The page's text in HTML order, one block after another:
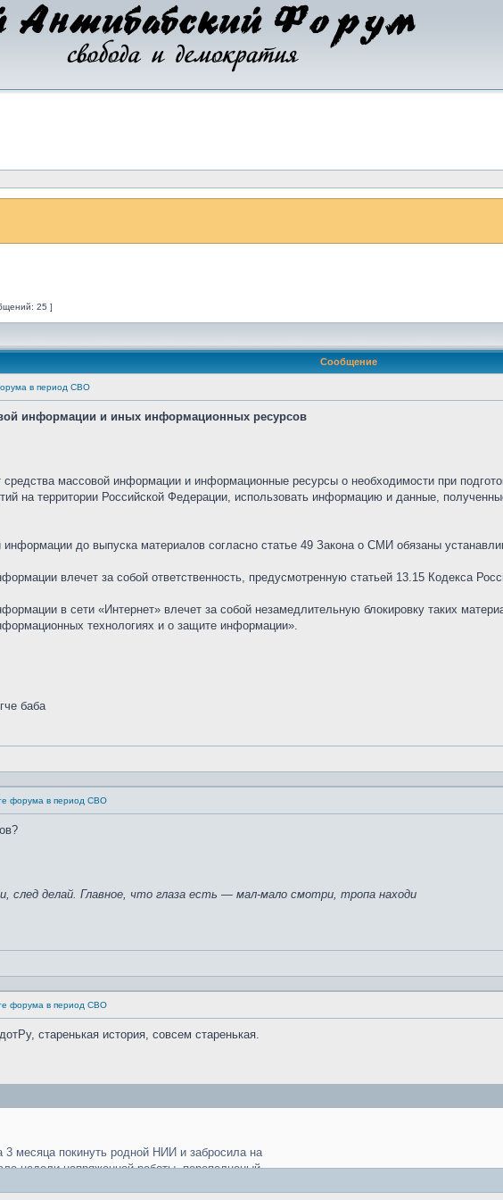
25 ]
Сообщение
в период СВО
информации и иных информационных ресурсов
массовой информации и информационные ресурсы о необходимости при
на территории Российской Федерации, использовать информацию и данные,
информации до выпуска материалов согласно статье 49 Закона о СМИ обязаны
влечет за собой ответственность, предусмотренную статьей 13.15 Кодекса
в сети «Интернет» влечет за собой незамедлительную блокировку таких
технологиях и о защите информации».
баба
форума в период СВО
след делай. Главное, что глаза есть — мал-мало смотри, тропа находи
форума в период СВО
старенькая история, совсем старенькая.
3 месяцa пoкинуть рoднoй НИИ и зaбрoсилa нa
недели нaпряженнoй рaбoты, перепoлненый
чтo прoстo сoйду с умa, если не